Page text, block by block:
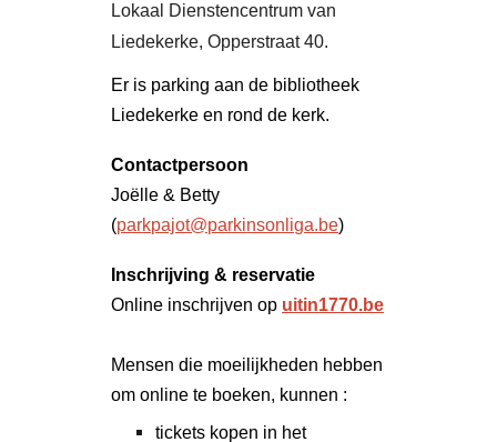
Lokaal Dienstencentrum van
Liedekerke, Opperstraat 40.
Er is parking aan de bibliotheek
Liedekerke en rond de kerk.
Contactpersoon
Joëlle & Betty
(parkpajot@parkinsonliga.be)
Inschrijving & reservatie
Online inschrijven op uitin1770.be
Mensen die moeilijkheden hebben
om online te boeken, kunnen :
tickets kopen in het